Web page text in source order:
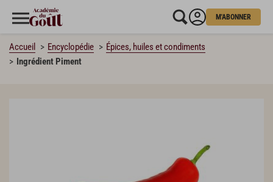
M'ABONNER
Accueil Encyclopédie
Épices, huiles et condiments
Ingrédient Piment